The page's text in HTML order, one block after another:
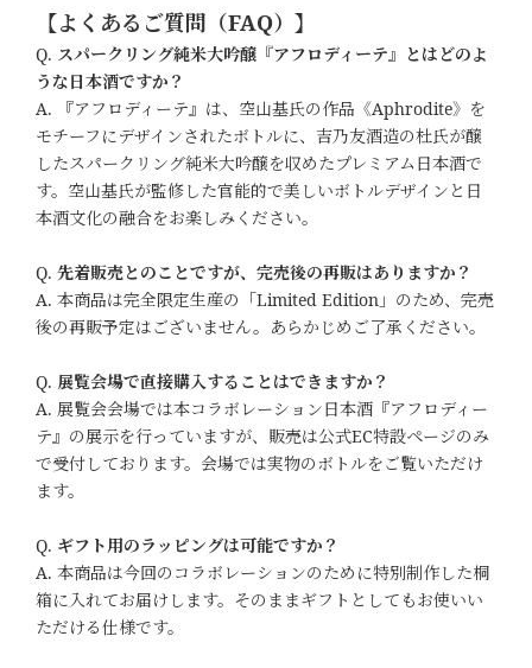
【よくあるご質問（FAQ）】
Q. スパークリング純米大吟醸『アフロディーテ』とはどのよ
うな日本酒ですか？
A. 『アフロディーテ』は、空山基氏の作品《Aphrodite》を
モチーフにデザインされたボトルに、吉乃友酒造の杜氏が醸
したスパークリング純米大吟醸を収めたプレミアム日本酒で
す。空山基氏が監修した官能的で美しいボトルデザインと日
本酒文化の融合をお楽しみください。
Q. 先着販売とのことですが、完売後の再販はありますか？
A. 本商品は完全限定生産の「Limited Edition」のため、完売
後の再販予定はございません。あらかじめご了承ください。
Q. 展覧会場で直接購入することはできますか？
A. 展覧会会場では本コラボレーション日本酒『アフロディー
テ』の展示を行っていますが、販売は公式EC特設ページのみ
で受付しております。会場では実物のボトルをご覧いただけ
ます。
Q. ギフト用のラッピングは可能ですか？
A. 本商品は今回のコラボレーションのために特別制作した桐
箱に入れてお届けします。そのままギフトとしてもお使いい
ただける仕様です。